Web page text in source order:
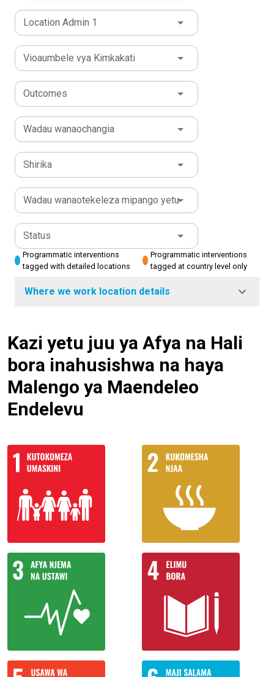
Location Admin 1
Vioaumbele vya Kimkakati
Outcomes
Wadau wanaochangia
Shirika
Wadau wanaotekeleza mipango yetu
Status
Programmatic interventions
tagged with detailed locations
Programmatic interventions
tagged at country level only
Where we work location details
Kazi yetu juu ya Afya na Hali
bora inahusishwa na haya
Malengo ya Maendeleo
Endelevu